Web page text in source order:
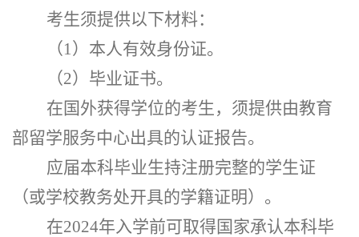
考生须提供以下材料：
（1）本人有效身份证。
（2）毕业证书。
在国外获得学位的考生，须提供由教育
部留学服务中心出具的认证报告。
应届本科毕业生持注册完整的学生证
（或学校教务处开具的学籍证明）。
在2024年入学前可取得国家承认本科毕